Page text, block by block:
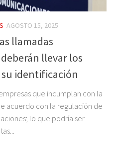
AGOSTO 15, 2025
llamadas
llevar los
su identificación
que incumplan con la
acuerdo con la regulación de
lo que podría ser